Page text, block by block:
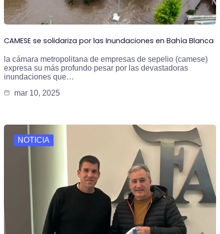
CAMESE se solidariza por las Inundaciones en Bahía Blanca
la cámara metropolitana de empresas de sepelio (camese)
expresa su más profundo pesar por las devastadoras
inundaciones que…
mar 10, 2025
NOTICIA